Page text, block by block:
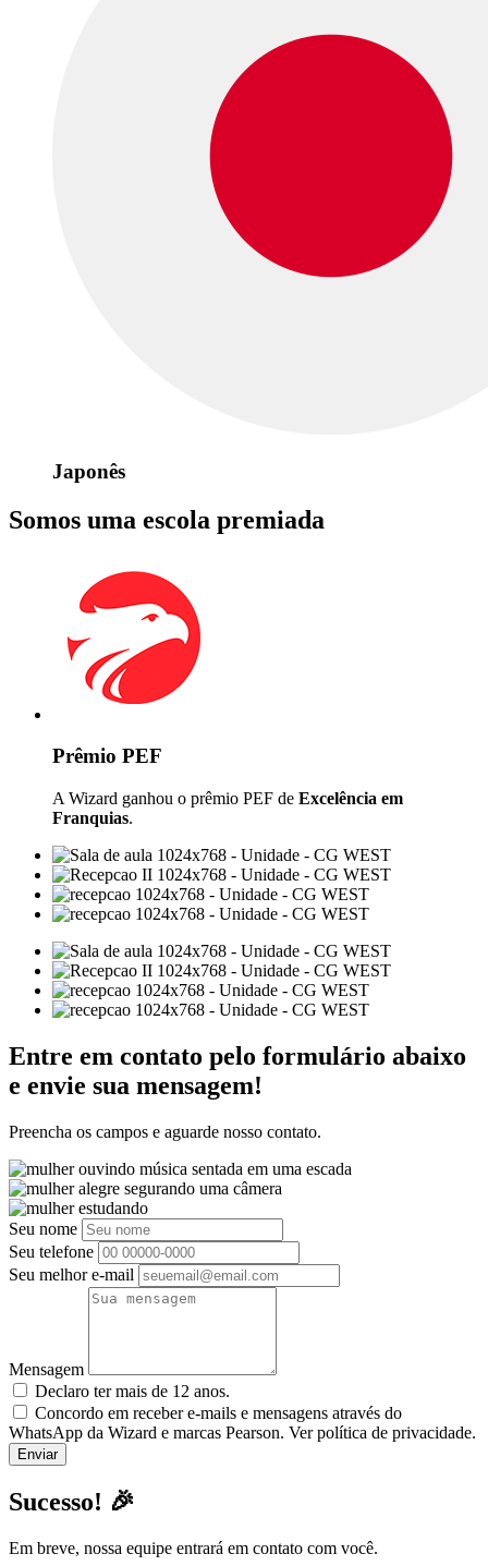
Japonês
Somos uma escola premiada
Prêmio PEF
A Wizard ganhou o prêmio PEF de Excelência em
Franquias.
Entre em contato pelo formulário abaixo
e envie sua mensagem!
Preencha os campos e aguarde nosso contato.
Seu nome
Seu telefone
Seu melhor e-mail
Mensagem
Declaro ter mais de 12 anos.
Concordo em receber e-mails e mensagens através do
WhatsApp da Wizard e marcas Pearson. Ver política de privacidade.
Sucesso! 🎉
Em breve, nossa equipe entrará em contato com você.